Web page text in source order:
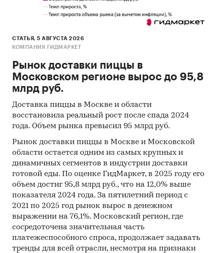
статистические методы прогнозирования с
поправкой на мнение экспертов
Категории: Строительство и недвижимость
Недвижимость
Москва
Россия / Центральный федеральный округ /
Московская область
СТАТЬЯ, 5 АВГУСТА 2026
КОМПАНИЯ ГИДМАРКЕТ
Рынок доставки пиццы в
Московском регионе вырос до 95,8
млрд руб.
Доставка пиццы в Москве и области
восстановила реальный рост после спада 2024
года. Объем рынка превысил 95 млрд руб.
Рынок доставки пиццы в Москве и Московской
области остается одним из самых крупных и
динамичных сегментов в индустрии доставки
готовой еды. По оценке ГидМаркет, в 2025 году его
объем достиг 95,8 млрд руб., что на 12,0% выше
показателя 2024 года. За пятилетний период с
2021 по 2025 год рынок вырос в денежном
выражении на 76,1%. Московский регион, где
сосредоточена значительная часть
платежеспособного спроса, продолжает задавать
тренды для всей отрасли, несмотря на признаки